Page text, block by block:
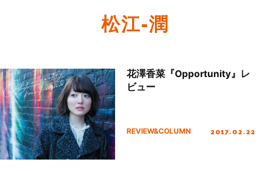
松江-潤
花澤香菜『Opportunity』レ
ビュー
REVIEW&COLUMN 2017.02.22